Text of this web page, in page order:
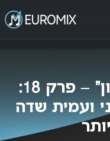
“הכוכב הבא לאירוויזיון” – פרק 18:
ועמית שדה